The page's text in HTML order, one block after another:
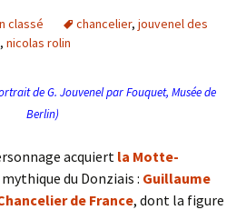
classé chancelier, jouvenel des
, nicolas rolin
de G. Jouvenel par Fouquet, Musée de
Berlin)
acquiert la Motte-
du Donziais : Guillaume
de France, dont la figure